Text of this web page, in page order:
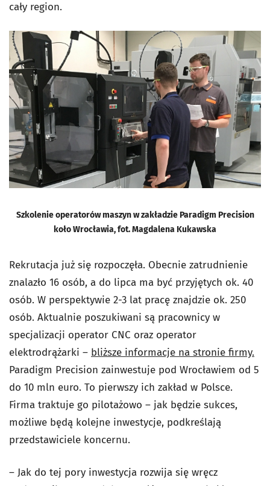
cały region.
Szkolenie operatorów maszyn w zakładzie Paradigm Precision
koło Wrocławia, fot. Magdalena Kukawska
Rekrutacja już się rozpoczęła. Obecnie zatrudnienie
znalazło 16 osób, a do lipca ma być przyjętych ok. 40
osób. W perspektywie 2-3 lat pracę znajdzie ok. 250
osób. Aktualnie poszukiwani są pracownicy w
specjalizacji operator CNC oraz operator
elektrodrążarki – bliższe informacje na stronie firmy.
Paradigm Precision zainwestuje pod Wrocławiem od 5
do 10 mln euro. To pierwszy ich zakład w Polsce.
Firma traktuje go pilotażowo – jak będzie sukces,
możliwe będą kolejne inwestycje, podkreślają
przedstawiciele koncernu.
– Jak do tej pory inwestycja rozwija się wręcz